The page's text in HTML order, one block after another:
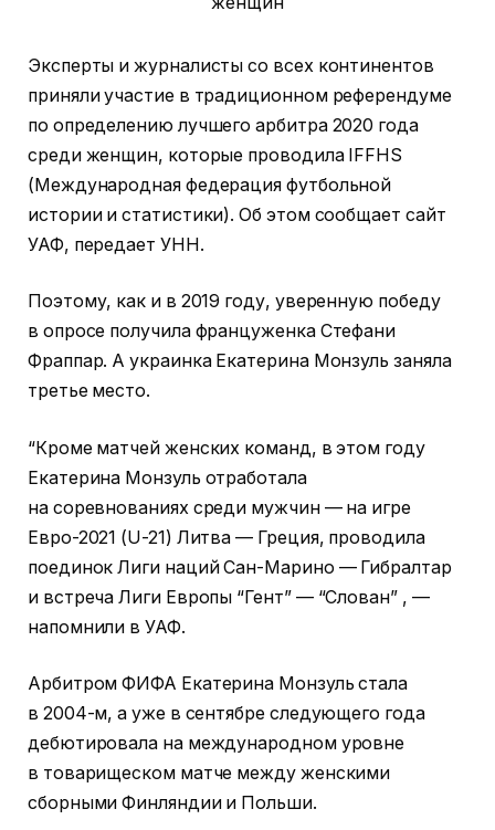
Эксперты и журналисты со всех континентов
приняли участие в традиционном референдуме
по определению лучшего арбитра 2020 года
среди женщин, которые проводила IFFHS
(Международная федерация футбольной
истории и статистики). Об этом сообщает сайт
УАФ, передает УНН.
Поэтому, как и в 2019 году, уверенную победу
в опросе получила француженка Стефани
Фраппар. А украинка Екатерина Монзуль заняла
третье место.
“Кроме матчей женских команд, в этом году
Екатерина Монзуль отработала
на соревнованиях среди мужчин — на игре
Евро-2021 (U-21) Литва — Греция, проводила
поединок Лиги наций Сан-Марино — Гибралтар
и встреча Лиги Европы “Гент” — “Слован” , —
напомнили в УАФ.
Арбитром ФИФА Екатерина Монзуль стала
в 2004-м, а уже в сентябре следующего года
дебютировала на международном уровне
в товарищеском матче между женскими
сборными Финляндии и Польши.